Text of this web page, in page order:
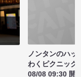
ノンタンのハッ
わくピクニック
08/08 09:30 開